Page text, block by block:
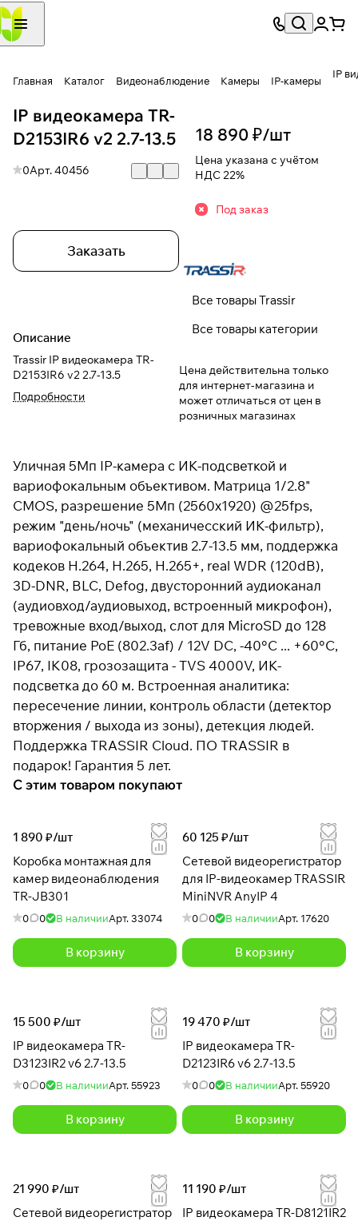
Главная Каталог Видеонаблюдение Камеры IP-камеры
IP
IP видеокамера TR-
D2153IR6 v2 2.7-13.5
0Арт.40456
Заказать
Описание
Trassir IP видеокамера TR-
D2153IR6 v2 2.7-13.5
Подробности
18 890 ₽/шт
Цена указана с учётом
НДС 22%
Под заказ
Все товары Trassir
Все товары категории
Цена действительна только
для интернет-магазина и
может отличаться от цен в
розничных магазинах
Уличная 5Мп IP-камера с ИК-подсветкой и
вариофокальным объективом. Матрица 1/2.8"
CMOS, разрешение 5Мп (2560x1920) @25fps,
режим "день/ночь" (механичесский ИК-фильтр),
вариофокальный объектив 2.7-13.5 мм, поддержка
кодеков H.264, H.265, H.265+, real WDR (120dB),
3D-DNR, BLC, Defog, двусторонний аудиоканал
(аудиовход/аудиовыход, встроенный микрофон),
тревожные вход/выход, слот для MicroSD до 128
Гб, питание PoE (802.3af) / 12V DC, -40°C ... +60°C,
IP67, IK08, грозозащита - TVS 4000V, ИК-
подсветка до 60 м. Встроенная аналитика:
пересечение линии, контроль области (детектор
вторжения / выхода из зоны), детекция людей.
Поддержка TRASSIR Cloud. ПО TRASSIR в
подарок! Гарантия 5 лет.
С этим товаром покупают
1 890 ₽/шт
Коробка монтажная для
камер видеонаблюдения
TR-JB301
0 0 В наличииАрт.33074
В корзину
60 125 ₽/шт
Сетевой видеорегистратор
для IP-видеокамер TRASSIR
MiniNVR AnyIP 4
0 0 В наличииАрт. 17620
В корзину
15 500 ₽/шт
IP видеокамера TR-
D3123IR2 v6 2.7-13.5
0 0 В наличииАрт.55923
В корзину
19 470 ₽/шт
IP видеокамера TR-
D2123IR6 v6 2.7-13.5
0 0 В наличииАрт.55920
В корзину
21 990 ₽/шт
Сетевой видеорегистратор
11 190 ₽/шт
IP видеокамера TR-D8121IR2